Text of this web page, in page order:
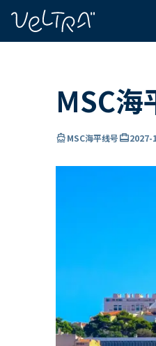
MSC
directions_boatMSC海平线号card_travel2027-